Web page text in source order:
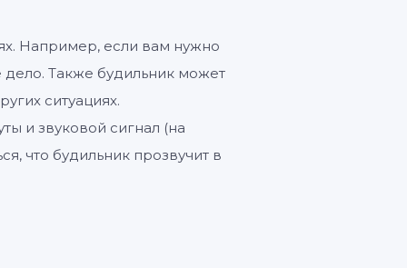
Например, если вам нужно
дело. Также будильник может
ситуациях.
и звуковой сигнал (на
что будильник прозвучит в